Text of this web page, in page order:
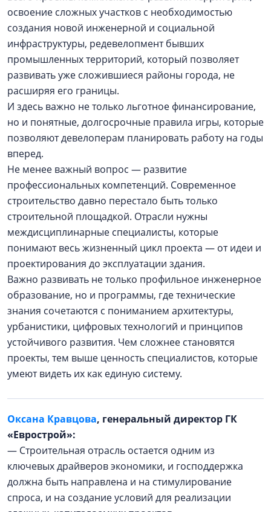
освоение сложных участков с необходимостью
создания новой инженерной и социальной
инфраструктуры, редевелопмент бывших
промышленных территорий, который позволяет
развивать уже сложившиеся районы города, не
расширяя его границы.
И здесь важно не только льготное финансирование,
но и понятные, долгосрочные правила игры, которые
позволяют девелоперам планировать работу на годы
вперед.
Не менее важный вопрос — развитие
профессиональных компетенций. Современное
строительство давно перестало быть только
строительной площадкой. Отрасли нужны
междисциплинарные специалисты, которые
понимают весь жизненный цикл проекта — от идеи и
проектирования до эксплуатации здания.
Важно развивать не только профильное инженерное
образование, но и программы, где технические
знания сочетаются с пониманием архитектуры,
урбанистики, цифровых технологий и принципов
устойчивого развития. Чем сложнее становятся
проекты, тем выше ценность специалистов, которые
умеют видеть их как единую систему.
Оксана Кравцова, генеральный директор ГК
«Еврострой»:
— Строительная отрасль остается одним из
ключевых драйверов экономики, и господдержка
должна быть направлена и на стимулирование
спроса, и на создание условий для реализации